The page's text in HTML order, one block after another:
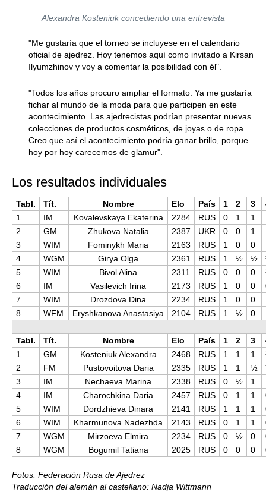
Alexandra Kosteniuk concediendo una entrevista
"Me gustaría que el torneo se incluyese en el calendario
oficial de ajedrez. Hoy tenemos aquí como invitado a Kirsan
Ilyumzhinov y voy a comentar la posibilidad con él".
"Todos los años procuro ampliar el formato. Ya me gustaría
fichar al mundo de la moda para que participen en este
acontecimiento. Las ajedrecistas podrían presentar nuevas
colecciones de productos cosméticos, de joyas o de ropa.
Creo que así el acontecimiento podría ganar brillo, porque
hoy por hoy carecemos de glamur".
Los resultados individuales
Tabl. Tít. Nombre Elo País 1 2 3
1
IM Kovalevskaya Ekaterina 2284 RUS 0 1 1
2
GM Zhukova Natalia 2387 UKR 0 0 1
3
WIM Fominykh Maria 2163 RUS 1 0 0
4
WGM Girya Olga 2361 RUS 1 ½ ½
5
WIM Bivol Alina 2311 RUS 0 0 0
6
IM Vasilevich Irina 2173 RUS 1 0 0
7
WIM Drozdova Dina 2234 RUS 1 0 0
8
WFM Eryshkanova Anastasiya 2104 RUS 1 ½ 0
Tabl. Tít. Nombre Elo País 1 2 3
1
GM Kosteniuk Alexandra 2468 RUS 1 1 1
2
FM Pustovoitova Daria 2335 RUS 1 1 ½
3
IM Nechaeva Marina 2338 RUS 0 ½ 1
4
IM Charochkina Daria 2457 RUS 0 1 1
5
WIM Dordzhieva Dinara 2141 RUS 1 1 1
6
WIM Kharmunova Nadezhda 2143 RUS 0 1 1
7
WGM Mirzoeva Elmira 2234 RUS 0 ½ 0
8
WGM Bogumil Tatiana 2025 RUS 0 0 0
Fotos: Federación Rusa de Ajedrez
Traducción del alemán al castellano: Nadja Wittmann